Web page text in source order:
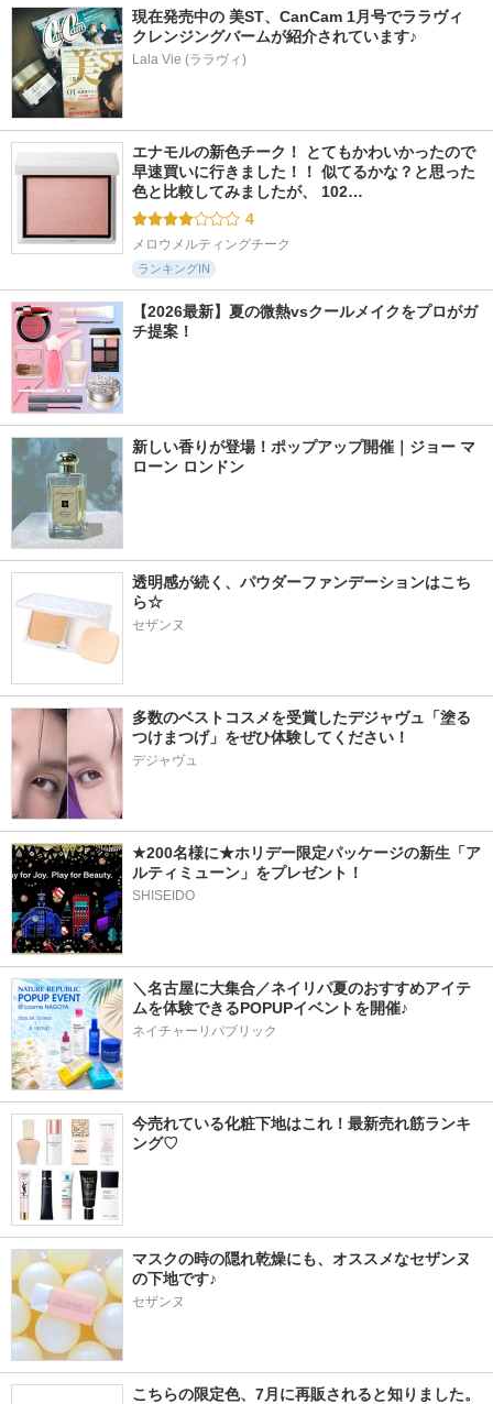
現在発売中の 美ST、CanCam 1月号でララヴィ
クレンジングバームが紹介されています♪
Lala Vie (ララヴィ)
エナモルの新色チーク！ とてもかわいかったので
早速買いに行きました！！ 似てるかな？と思った
色と比較してみましたが、 102…
4
メロウメルティングチーク
ランキングIN
【2026最新】夏の微熱vsクールメイクをプロがガ
チ提案！
新しい香りが登場！ポップアップ開催｜ジョー マ
ローン ロンドン
透明感が続く、パウダーファンデーションはこち
ら☆
セザンヌ
多数のベストコスメを受賞したデジャヴュ「塗る
つけまつげ」をぜひ体験してください！
デジャヴュ
★200名様に★ホリデー限定パッケージの新生「ア
ルティミューン」をプレゼント！
SHISEIDO
＼名古屋に大集合／ネイリパ夏のおすすめアイテ
ムを体験できるPOPUPイベントを開催♪
ネイチャーリパブリック
今売れている化粧下地はこれ！最新売れ筋ランキ
ング♡
マスクの時の隠れ乾燥にも、オススメなセザンヌ
の下地です♪
セザンヌ
こちらの限定色、7月に再販されると知りました。